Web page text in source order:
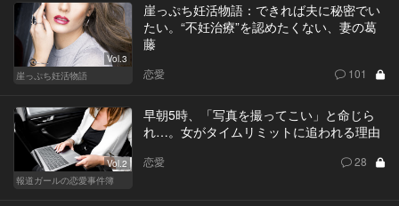
Vol.3
崖っぷち妊活物語
崖っぷち妊活物語：できれば夫に秘密でい
たい。“不妊治療”を認めたくない、妻の葛
藤
恋愛 101
Vol.2
報道ガールの恋愛事件簿
早朝5時、「写真を撮ってこい」と命じら
れ…。女がタイムリミットに追われる理由
恋愛 28